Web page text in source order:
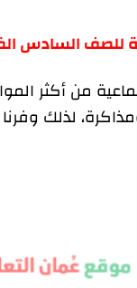
للصف السادس
من أكثر
لذلك